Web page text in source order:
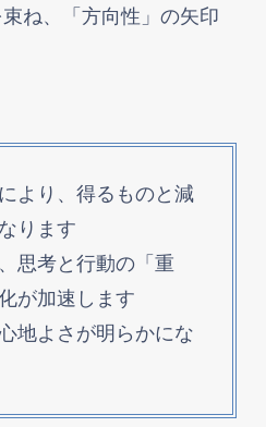
ね、「方向性」の矢印
より、得るものと減
ります
思考と行動の「重
が加速します
地よさが明らかにな